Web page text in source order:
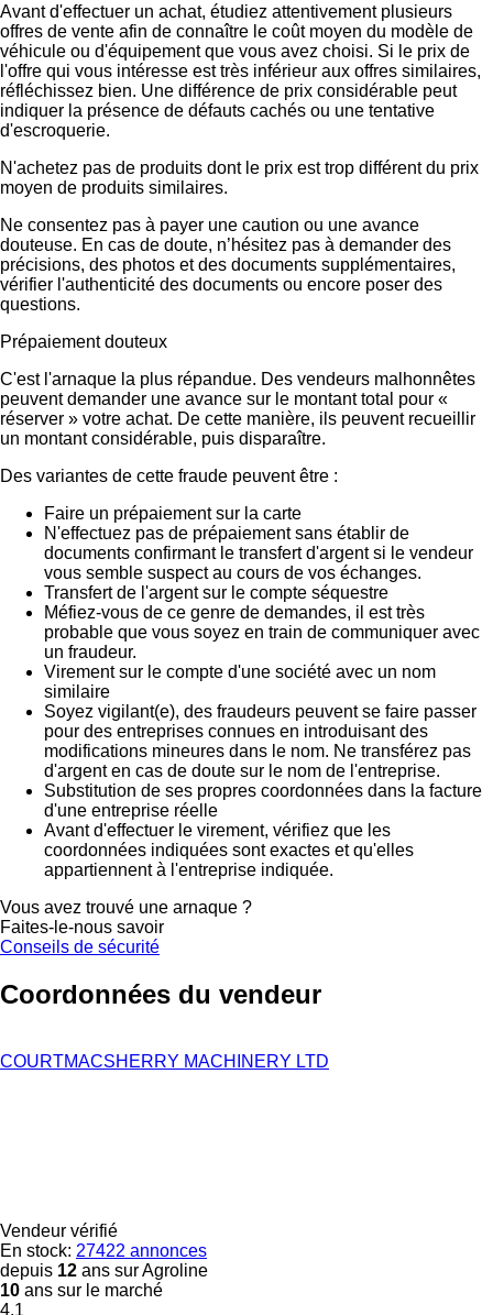
Avant d'effectuer un achat, étudiez attentivement plusieurs
offres de vente afin de connaître le coût moyen du modèle de
véhicule ou d'équipement que vous avez choisi. Si le prix de
l'offre qui vous intéresse est très inférieur aux offres similaires,
réfléchissez bien. Une différence de prix considérable peut
indiquer la présence de défauts cachés ou une tentative
d'escroquerie.
N'achetez pas de produits dont le prix est trop différent du prix
moyen de produits similaires.
Ne consentez pas à payer une caution ou une avance
douteuse. En cas de doute, n’hésitez pas à demander des
précisions, des photos et des documents supplémentaires,
vérifier l'authenticité des documents ou encore poser des
questions.
Prépaiement douteux
C'est l'arnaque la plus répandue. Des vendeurs malhonnêtes
peuvent demander une avance sur le montant total pour «
réserver » votre achat. De cette manière, ils peuvent recueillir
un montant considérable, puis disparaître.
Des variantes de cette fraude peuvent être :
Faire un prépaiement sur la carte
N'effectuez pas de prépaiement sans établir de
documents confirmant le transfert d'argent si le vendeur
vous semble suspect au cours de vos échanges.
Transfert de l'argent sur le compte séquestre
Méfiez-vous de ce genre de demandes, il est très
probable que vous soyez en train de communiquer avec
un fraudeur.
Virement sur le compte d'une société avec un nom
similaire
Soyez vigilant(e), des fraudeurs peuvent se faire passer
pour des entreprises connues en introduisant des
modifications mineures dans le nom. Ne transférez pas
d'argent en cas de doute sur le nom de l'entreprise.
Substitution de ses propres coordonnées dans la facture
d'une entreprise réelle
Avant d'effectuer le virement, vérifiez que les
coordonnées indiquées sont exactes et qu'elles
appartiennent à l'entreprise indiquée.
Vous avez trouvé une arnaque ?
Faites-le-nous savoir
Conseils de sécurité
Coordonnées du vendeur
COURTMACSHERRY MACHINERY LTD
Vendeur vérifié
En stock: 27422 annonces
depuis 12 ans sur Agroline
10 ans sur le marché
4.1